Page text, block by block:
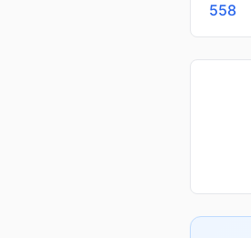
558